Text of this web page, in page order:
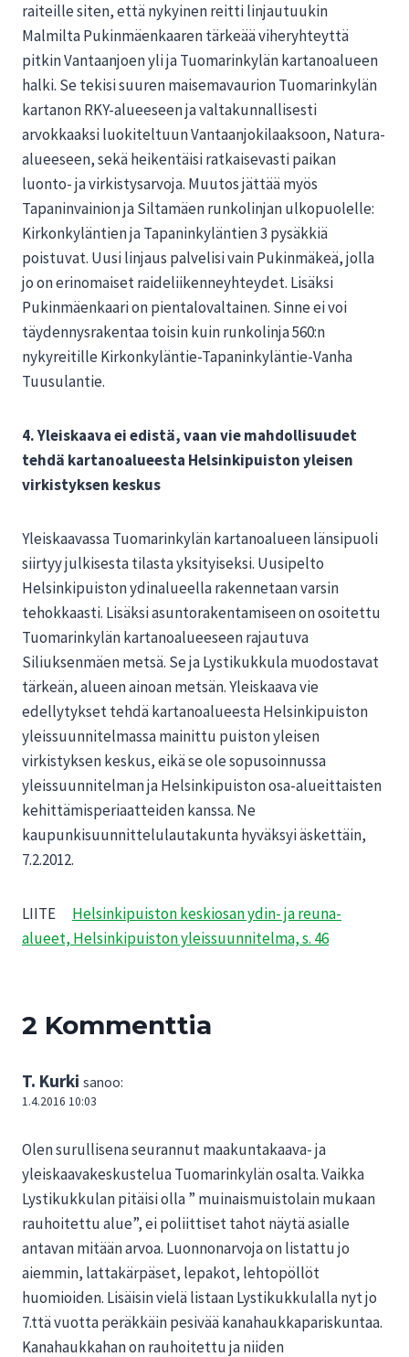
raiteille siten, että nykyinen reitti linjautuukin
Malmilta Pukinmäenkaaren tärkeää viheryhteyttä
pitkin Vantaanjoen yli ja Tuomarinkylän kartanoalueen
halki. Se tekisi suuren maisemavaurion Tuomarinkylän
kartanon RKY-alueeseen ja valtakunnallisesti
arvokkaaksi luokiteltuun Vantaanjokilaaksoon, Natura-
alueeseen, sekä heikentäisi ratkaisevasti paikan
luonto- ja virkistysarvoja. Muutos jättää myös
Tapaninvainion ja Siltamäen runkolinjan ulkopuolelle:
Kirkonkyläntien ja Tapaninkyläntien 3 pysäkkiä
poistuvat. Uusi linjaus palvelisi vain Pukinmäkeä, jolla
jo on erinomaiset raideliikenneyhteydet. Lisäksi
Pukinmäenkaari on pientalovaltainen. Sinne ei voi
täydennysrakentaa toisin kuin runkolinja 560:n
nykyreitille Kirkonkyläntie-Tapaninkyläntie-Vanha
Tuusulantie.
4. Yleiskaava ei edistä, vaan vie mahdollisuudet
tehdä kartanoalueesta Helsinkipuiston yleisen
virkistyksen keskus
Yleiskaavassa Tuomarinkylän kartanoalueen länsipuoli
siirtyy julkisesta tilasta yksityiseksi. Uusipelto
Helsinkipuiston ydinalueella rakennetaan varsin
tehokkaasti. Lisäksi asuntorakentamiseen on osoitettu
Tuomarinkylän kartanoalueeseen rajautuva
Siliuksenmäen metsä. Se ja Lystikukkula muodostavat
tärkeän, alueen ainoan metsän. Yleiskaava vie
edellytykset tehdä kartanoalueesta Helsinkipuiston
yleissuunnitelmassa mainittu puiston yleisen
virkistyksen keskus, eikä se ole sopusoinnussa
yleissuunnitelman ja Helsinkipuiston osa-alueittaisten
kehittämisperiaatteiden kanssa. Ne
kaupunkisuunnittelulautakunta hyväksyi äskettäin,
7.2.2012.
LIITE Helsinkipuiston keskiosan ydin- ja reuna-
alueet, Helsinkipuiston yleissuunnitelma, s. 46
2 Kommenttia
T. Kurki sanoo:
1.4.2016 10:03
Olen surullisena seurannut maakuntakaava- ja
yleiskaavakeskustelua Tuomarinkylän osalta. Vaikka
Lystikukkulan pitäisi olla ” muinaismuistolain mukaan
rauhoitettu alue”, ei poliittiset tahot näytä asialle
antavan mitään arvoa. Luonnonarvoja on listattu jo
aiemmin, lattakärpäset, lepakot, lehtopöllöt
huomioiden. Lisäisin vielä listaan Lystikukkulalla nyt jo
7.ttä vuotta peräkkäin pesivää kanahaukkapariskuntaa.
Kanahaukkahan on rauhoitettu ja niiden